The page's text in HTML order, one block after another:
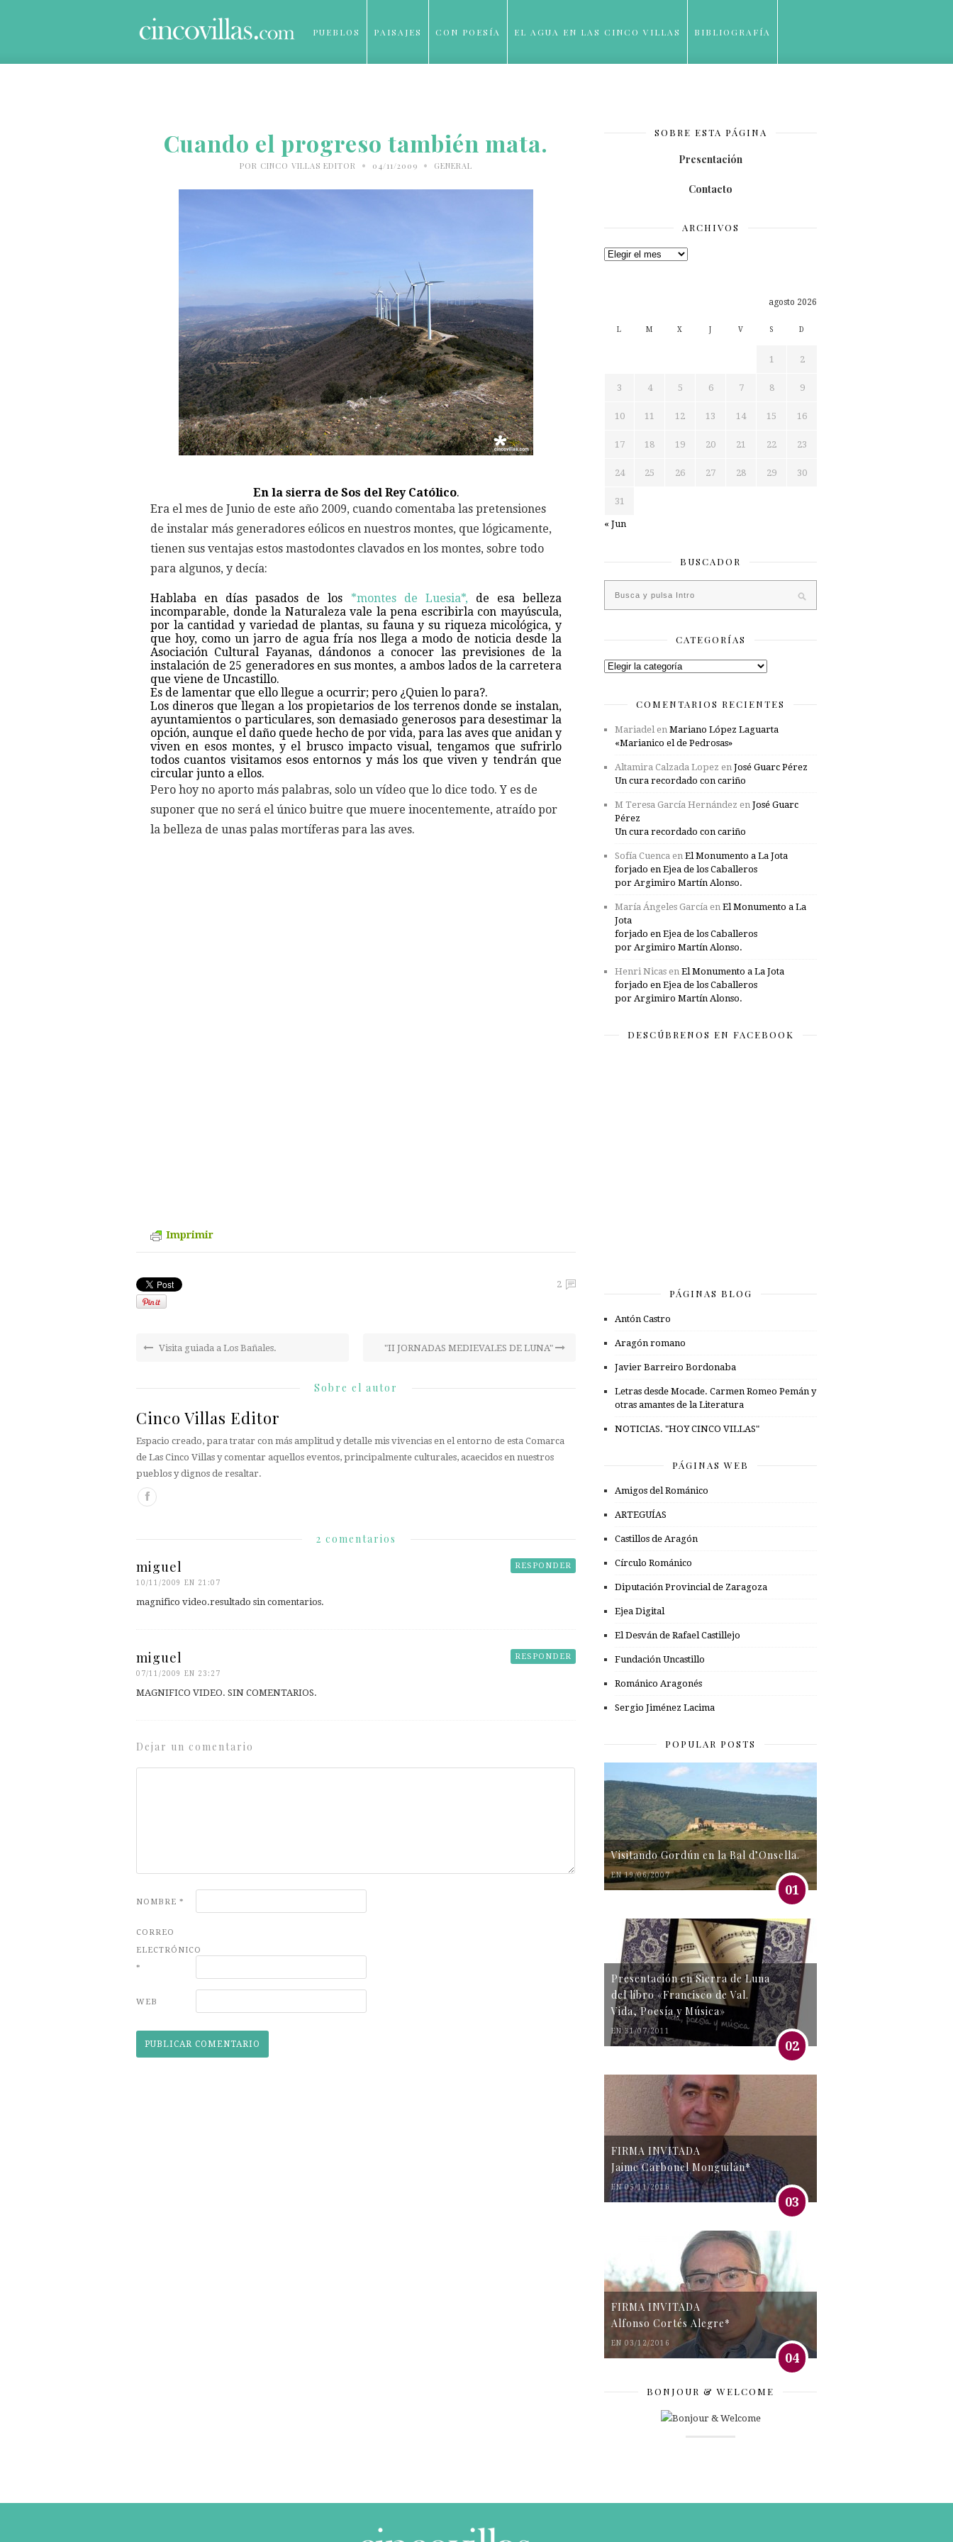
PUEBLOS PAISAJES CON POESÍA EL AGUA EN LAS CINCO VILLAS BIBLIOGRAFÍA
Cuando el progreso también mata.
POR CINCO VILLAS EDITOR • 04/11/2009 • GENERAL
En la sierra de Sos del Rey Católico.
Era el mes de Junio de este año 2009, cuando comentaba las pretensiones
de instalar más generadores eólicos en nuestros montes, que lógicamente,
tienen sus ventajas estos mastodontes clavados en los montes, sobre todo
para algunos, y decía:
Hablaba en días pasados de los *montes de Luesia*, de esa belleza
incomparable, donde la Naturaleza vale la pena escribirla con mayúscula,
por la cantidad y variedad de plantas, su fauna y su riqueza micológica, y
que hoy, como un jarro de agua fría nos llega a modo de noticia desde la
Asociación Cultural Fayanas, dándonos a conocer las previsiones de la
instalación de 25 generadores en sus montes, a ambos lados de la carretera
que viene de Uncastillo.
Es de lamentar que ello llegue a ocurrir; pero ¿Quien lo para?.
Los dineros que llegan a los propietarios de los terrenos donde se instalan,
ayuntamientos o particulares, son demasiado generosos para desestimar la
opción, aunque el daño quede hecho de por vida, para las aves que anidan y
viven en esos montes, y el brusco impacto visual, tengamos que sufrirlo
todos cuantos visitamos esos entornos y más los que viven y tendrán que
circular junto a ellos.
Pero hoy no aporto más palabras, solo un vídeo que lo dice todo. Y es de
suponer que no será el único buitre que muere inocentemente, atraído por
la belleza de unas palas mortíferas para las aves.
Imprimir
2
Visita guiada a Los Bañales. "II JORNADAS MEDIEVALES DE LUNA"
Sobre el autor
Cinco Villas Editor
Espacio creado, para tratar con más amplitud y detalle mis vivencias en el entorno de esta Comarca
de Las Cinco Villas y comentar aquellos eventos, principalmente culturales, acaecidos en nuestros
pueblos y dignos de resaltar.
2 comentarios
RESPONDER
miguel
10/11/2009 EN 21:07
magnifico video.resultado sin comentarios.
RESPONDER
miguel
07/11/2009 EN 23:27
MAGNIFICO VIDEO. SIN COMENTARIOS.
Dejar un comentario
NOMBRE *
CORREO
ELECTRÓNICO
*
WEB
SOBRE ESTA PÁGINA
Presentación
Contacto
ARCHIVOS
Archivos
agosto 2026
L M X J V S D
1 2
3 4 5 6 7 8 9
10 11 12 13 14 15 16
17 18 19 20 21 22 23
24 25 26 27 28 29 30
31
« Jun
BUSCADOR
CATEGORÍAS
Categorías
COMENTARIOS RECIENTES
Mariadelen Mariano López Laguarta
«Marianico el de Pedrosas»
Altamira Calzada Lopez en José Guarc Pérez
Un cura recordado con cariño
M Teresa García Hernández en José Guarc
Pérez
Un cura recordado con cariño
Sofía Cuenca en El Monumento a La Jota
forjado en Ejea de los Caballeros
por Argimiro Martín Alonso.
María Ángeles García en El Monumento a La
Jota
forjado en Ejea de los Caballeros
por Argimiro Martín Alonso.
Henri Nicas en El Monumento a La Jota
forjado en Ejea de los Caballeros
por Argimiro Martín Alonso.
DESCÚBRENOS EN FACEBOOK
PÁGINAS BLOG
Antón Castro
Aragón romano
Javier Barreiro Bordonaba
Letras desde Mocade. Carmen Romeo Pemán y
otras amantes de la Literatura
NOTICIAS. "HOY CINCO VILLAS"
PÁGINAS WEB
Amigos del Románico
ARTEGUÍAS
Castillos de Aragón
Círculo Románico
Diputación Provincial de Zaragoza
Ejea Digital
El Desván de Rafael Castillejo
Fundación Uncastillo
Románico Aragonés
Sergio Jiménez Lacima
POPULAR POSTS
Visitando Gordún en la Bal d’Onsella.
EN 19/06/2007
01
Presentación en Sierra de Luna
del libro «Francisco de Val.
Vida, Poesía y Música»
EN 31/07/2011
02
FIRMA INVITADA
Jaime Carbonel Monguilán*
EN 05/11/2016
03
FIRMA INVITADA
Alfonso Cortés Alegre*
EN 03/12/2016
04
BONJOUR & WELCOME